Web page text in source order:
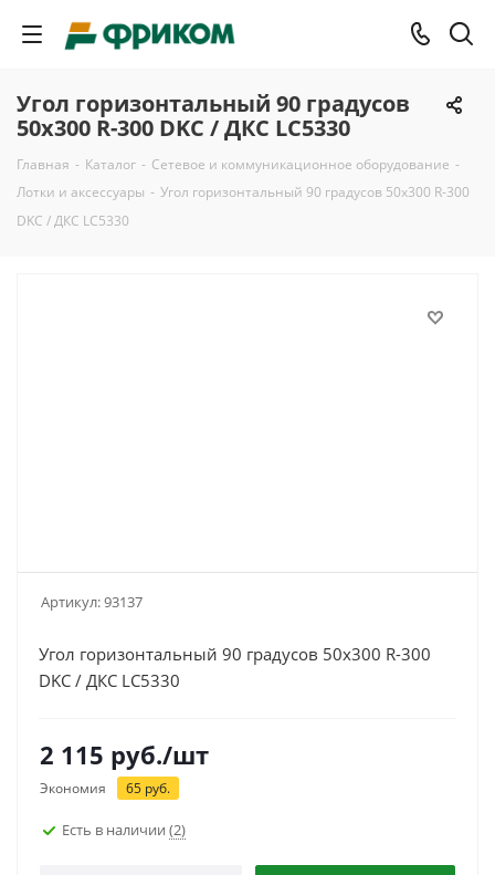
Угол горизонтальный 90 градусов
50x300 R-300 DKC / ДКС LC5330
Главная - Каталог - Сетевое и коммуникационное оборудование -
Лотки и аксессуары - Угол горизонтальный 90 градусов 50x300 R-300
DKC / ДКС LC5330
Артикул:93137
Угол горизонтальный 90 градусов 50x300 R-300
DKC / ДКС LC5330
2 115 руб./шт
Экономия 65 руб.
Есть в наличии (2)